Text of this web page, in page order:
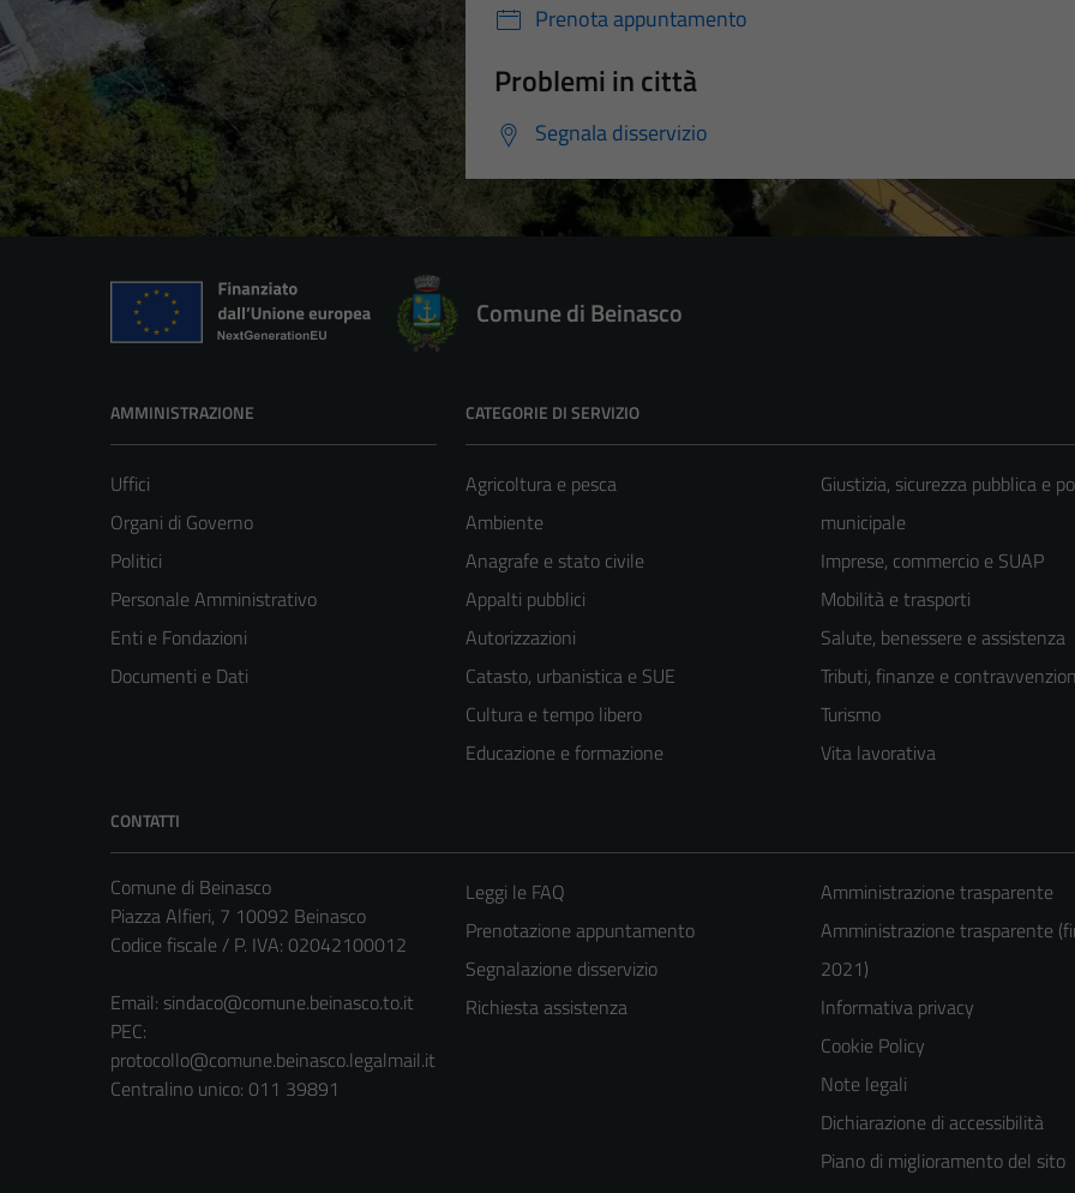
Prenota appuntamento
Problemi in città
Segnala disservizio
Comune di Beinasco
AMMINISTRAZIONE
Uffici
Organi di Governo
Politici
Personale Amministrativo
Enti e Fondazioni
Documenti e Dati
CATEGORIE DI SERVIZIO
Agricoltura e pesca
Ambiente
Anagrafe e stato civile
Appalti pubblici
Autorizzazioni
Catasto, urbanistica e SUE
Cultura e tempo libero
Educazione e formazione
Giustizia, sicurezza pubblica e
municipale
Imprese, commercio e SUAP
Mobilità e trasporti
Salute, benessere e assistenza
Tributi, finanze e
Turismo
Vita lavorativa
CONTATTI
Comune di Beinasco
Piazza Alfieri, 7 10092 Beinasco
Codice fiscale / P. IVA: 02042100012
Email: sindaco@comune.beinasco.to.it
PEC:
protocollo@comune.beinasco.legalmail.it
Centralino unico: 011 39891
Leggi le FAQ
Prenotazione appuntamento
Segnalazione disservizio
Richiesta assistenza
Amministrazione trasparente
Amministrazione trasparente
2021)
Informativa privacy
Cookie Policy
Note legali
Dichiarazione di accessibilità
Piano di miglioramento del sito